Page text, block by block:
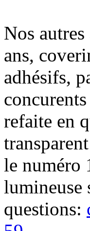
Nos
ans,
adhésifs,
refaite en
le numéro
lumineuse
questions: